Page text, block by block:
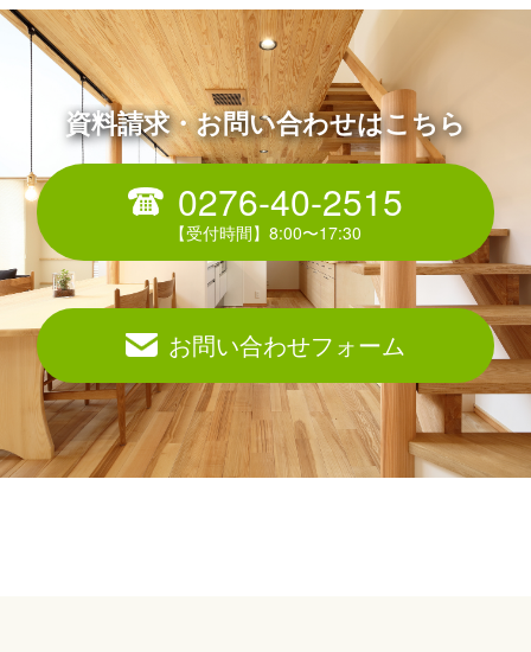
資料請求・お問い合わせはこちら
0276-40-2515
お問い合わせフォーム